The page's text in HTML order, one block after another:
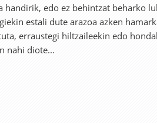
handirik, edo ez behintzat beharko
estali dute arazoa azken
erraustegi hiltzaileekin edo
nahi diote...